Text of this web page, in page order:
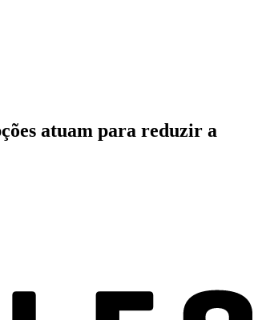
atuam para reduzir a